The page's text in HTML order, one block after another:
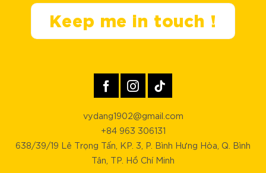
Keep me in touch !
vydang1902@gmail.com
+84 963 306131
638/39/19 Lê Trọng Tấn, KP. 3, P. Bình Hưng Hòa, Q. Bình
Tân, TP. Hồ Chí Minh